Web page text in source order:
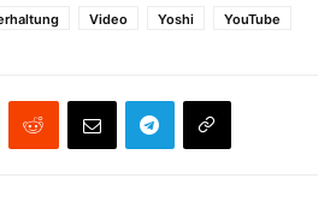
Video Yoshi YouTube